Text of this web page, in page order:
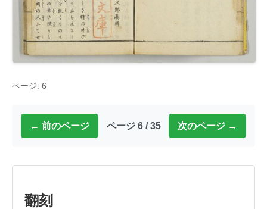
ページ: 6
← 前のページ ページ 6 / 35 次のページ →
翻刻